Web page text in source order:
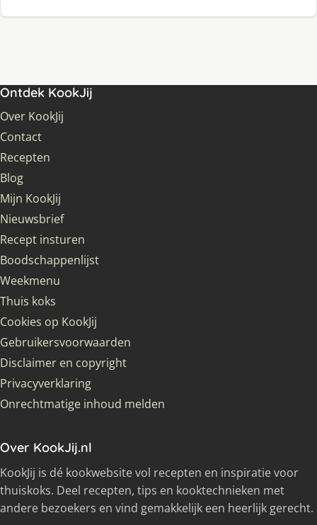
Ontdek KookJij
Over KookJij
Contact
Recepten
Blog
Mijn KookJij
Nieuwsbrief
Recept insturen
Boodschappenlijst
Weekmenu
Thuis koks
Cookies op KookJij
Gebruikersvoorwaarden
Disclaimer en copyright
Privacyverklaring
Onrechtmatige inhoud melden
Over KookJij.nl
KookJij is dé kookwebsite vol recepten en inspiratie voor
thuiskoks. Deel recepten, tips en kooktechnieken met
andere bezoekers en vind gemakkelijk een heerlijk gerecht.